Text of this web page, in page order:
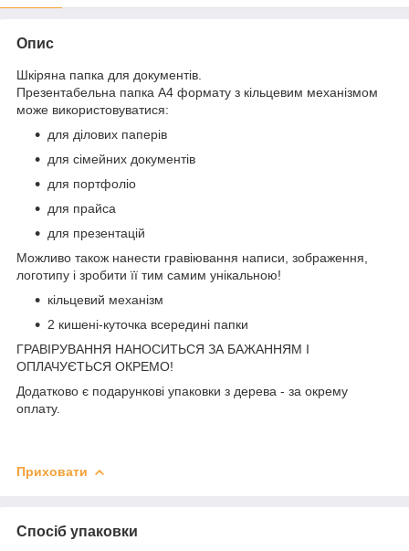
Опис
Шкіряна папка для документів.
Презентабельна папка А4 формату з кільцевим механізмом
може використовуватися:
для ділових паперів
для сімейних документів
для портфоліо
для прайса
для презентацій
Можливо також нанести гравіювання написи, зображення,
логотипу і зробити її тим самим унікальною!
кільцевий механізм
2 кишені-куточка всередині папки
ГРАВІРУВАННЯ НАНОСИТЬСЯ ЗА БАЖАННЯМ І
ОПЛАЧУЄТЬСЯ ОКРЕМО!
Додатково є подарункові упаковки з дерева - за окрему
оплату.
Приховати
Спосіб упаковки